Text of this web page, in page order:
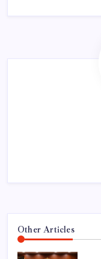
Other Articles